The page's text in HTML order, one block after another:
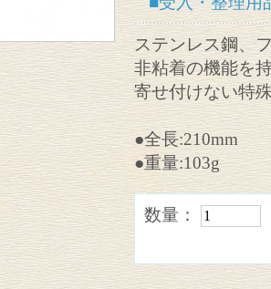
ステンレス鋼、
非粘着の機能を
寄せ付けない特
●全長:210mm
●重量:103g
数量：